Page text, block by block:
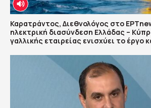
Καρατράντος, Διεθνολόγος στο
ηλεκτρική διασύνδεση Ελλάδας –
γαλλικής εταιρείας ενισχύει το έργο